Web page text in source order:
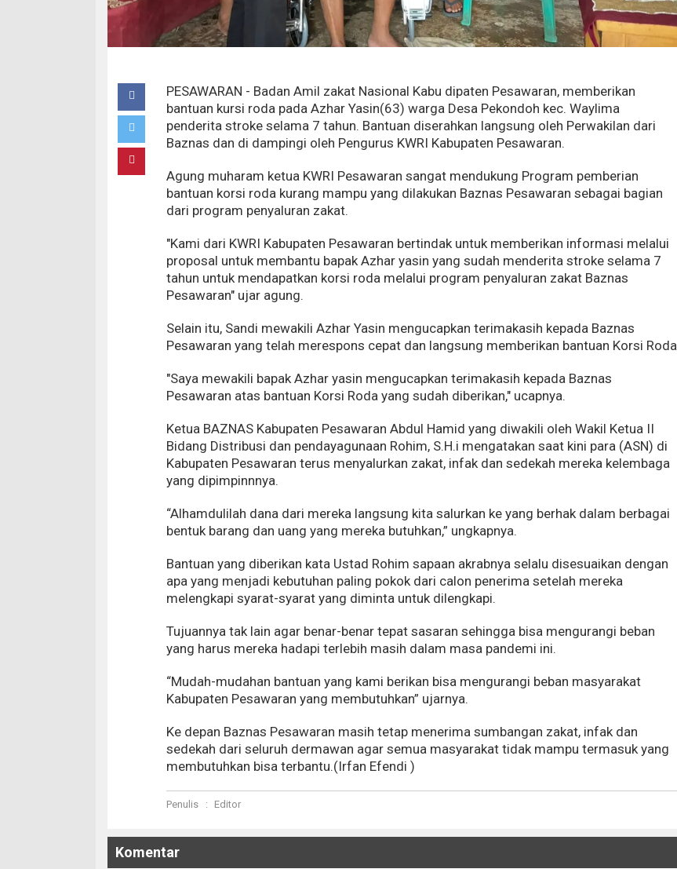
PESAWARAN - Badan Amil zakat Nasional Kabu dipaten Pesawaran, memberikan
bantuan kursi roda pada Azhar Yasin(63) warga Desa Pekondoh kec. Waylima
penderita stroke selama 7 tahun. Bantuan diserahkan langsung oleh Perwakilan dari
Baznas dan di dampingi oleh Pengurus KWRI Kabupaten Pesawaran.
Agung muharam ketua KWRI Pesawaran sangat mendukung Program pemberian
bantuan korsi roda kurang mampu yang dilakukan Baznas Pesawaran sebagai bagian
dari program penyaluran zakat.
"Kami dari KWRI Kabupaten Pesawaran bertindak untuk memberikan informasi melalui
proposal untuk membantu bapak Azhar yasin yang sudah menderita stroke selama 7
tahun untuk mendapatkan korsi roda melalui program penyaluran zakat Baznas
Pesawaran" ujar agung.
Selain itu, Sandi mewakili Azhar Yasin mengucapkan terimakasih kepada Baznas
Pesawaran yang telah merespons cepat dan langsung memberikan bantuan Korsi Roda
"Saya mewakili bapak Azhar yasin mengucapkan terimakasih kepada Baznas
Pesawaran atas bantuan Korsi Roda yang sudah diberikan," ucapnya.
Ketua BAZNAS Kabupaten Pesawaran Abdul Hamid yang diwakili oleh Wakil Ketua II
Bidang Distribusi dan pendayagunaan Rohim, S.H.i mengatakan saat kini para (ASN) di
Kabupaten Pesawaran terus menyalurkan zakat, infak dan sedekah mereka kelembaga
yang dipimpinnnya.
“Alhamdulilah dana dari mereka langsung kita salurkan ke yang berhak dalam berbagai
bentuk barang dan uang yang mereka butuhkan,” ungkapnya.
Bantuan yang diberikan kata Ustad Rohim sapaan akrabnya selalu disesuaikan dengan
apa yang menjadi kebutuhan paling pokok dari calon penerima setelah mereka
melengkapi syarat-syarat yang diminta untuk dilengkapi.
Tujuannya tak lain agar benar-benar tepat sasaran sehingga bisa mengurangi beban
yang harus mereka hadapi terlebih masih dalam masa pandemi ini.
“Mudah-mudahan bantuan yang kami berikan bisa mengurangi beban masyarakat
Kabupaten Pesawaran yang membutuhkan” ujarnya.
Ke depan Baznas Pesawaran masih tetap menerima sumbangan zakat, infak dan
sedekah dari seluruh dermawan agar semua masyarakat tidak mampu termasuk yang
membutuhkan bisa terbantu.(Irfan Efendi )
Penulis : Editor
Komentar